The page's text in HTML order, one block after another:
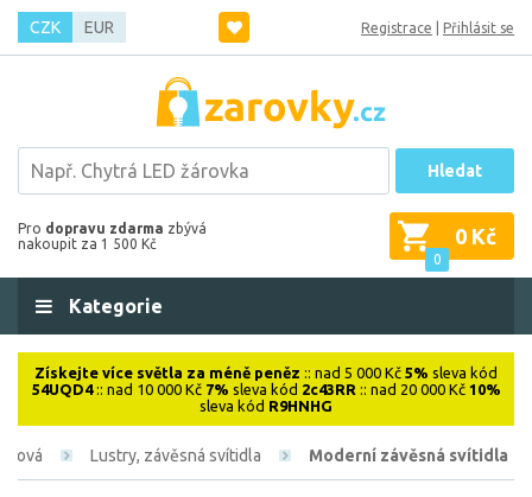
CZK EUR Registrace Přihlásit se
Hledat
Pro dopravu zdarma zbývá
nakoupit za 1 500 Kč
0
0 Kč
Kategorie
Získejte více světla za méně peněz :: nad 5 000 Kč 5% sleva kód
54UQD4:: nad 10 000 Kč 7% sleva kód 2c43RR :: nad 20 000 Kč 10%
sleva kód R9HNHG
Lustry, závěsná svítidla Moderní závěsná svítidla